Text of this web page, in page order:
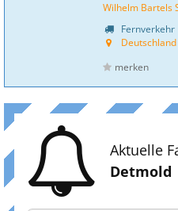
Wilhelm Bartels
Fernverkehr
Deutschland
merken
Aktuelle
Detmold